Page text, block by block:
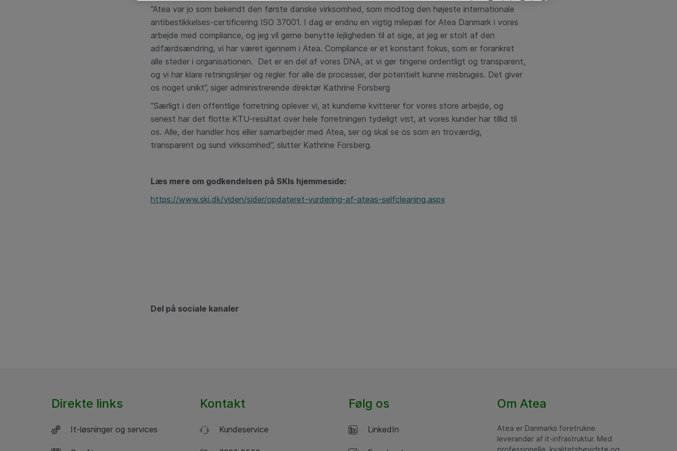
”Atea var jo som bekendt den første danske virksomhed, som modtog den højeste internationale
antibestikkelses-certificering ISO 37001. I dag er endnu en vigtig milepæl for Atea Danmark i vores
arbejde med compliance, og jeg vil gerne benytte lejligheden til at sige, at jeg er stolt af den
adfærdsændring, vi har været igennem i Atea. Compliance er et konstant fokus, som er forankret
alle steder i organisationen. Det er en del af vores DNA, at vi gør tingene ordentligt og transparent,
og vi har klare retningslinjer og regler for alle de processer, der potentielt kunne misbruges. Det giver
os noget unikt”, siger administrerende direktør Kathrine Forsberg
”Særligt i den offentlige forretning oplever vi, at kunderne kvitterer for vores store arbejde, og
senest har det flotte KTU-resultat over hele forretningen tydeligt vist, at vores kunder har tillid til
os. Alle, der handler hos eller samarbejder med Atea, ser og skal se os som en troværdig,
transparent og sund virksomhed”, slutter Kathrine Forsberg.
Læs mere om godkendelsen på SKIs hjemmeside:
https://www.ski.dk/viden/sider/opdateret-vurdering-af-ateas-selfcleaning.aspx
Del på sociale kanaler
Direkte links
It-løsninger og services
Kontakt
Kundeservice
Følg os
LinkedIn
Om Atea
Atea er Danmarks foretrukne
leverandør af it-infrastruktur. Med
professionelle, kvalitetsbevidste og